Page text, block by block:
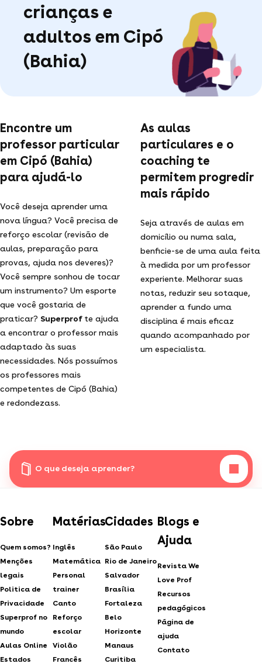
crianças e
adultos em Cipó
(Bahia)
Encontre um
professor particular
em Cipó (Bahia)
para ajudá-lo
Você deseja aprender uma
nova língua? Você precisa de
reforço escolar (revisão de
aulas, preparação para
provas, ajuda nos deveres)?
Você sempre sonhou de tocar
um instrumento? Um esporte
que você gostaria de
praticar? Superprof te ajuda
a encontrar o professor mais
adaptado às suas
necessidades. Nós possuímos
os professores mais
competentes de Cipó (Bahia)
e redondezass.
As aulas
particulares e o
coaching te
permitem progredir
mais rápido
Seja através de aulas em
domicílio ou numa sala,
benficie-se de uma aula feita
à medida por um professor
experiente. Melhorar suas
notas, reduzir seu sotaque,
aprender a fundo uma
disciplina é mais eficaz
quando acompanhado por
um especialista.
O que deseja aprender?
Sobre
Quem somos?
Menções
legais
Politica de
Privacidade
Superprof no
mundo
Aulas Online
Estados
Matérias
Inglês
Matemática
Personal
trainer
Canto
Reforço
escolar
Violão
Francês
Cidades
São Paulo
Rio de Janeiro
Salvador
Brasília
Fortaleza
Belo
Horizonte
Manaus
Curitiba
Blogs e
Ajuda
Revista We
Love Prof
Recursos
pedagógicos
Página de
ajuda
Contato